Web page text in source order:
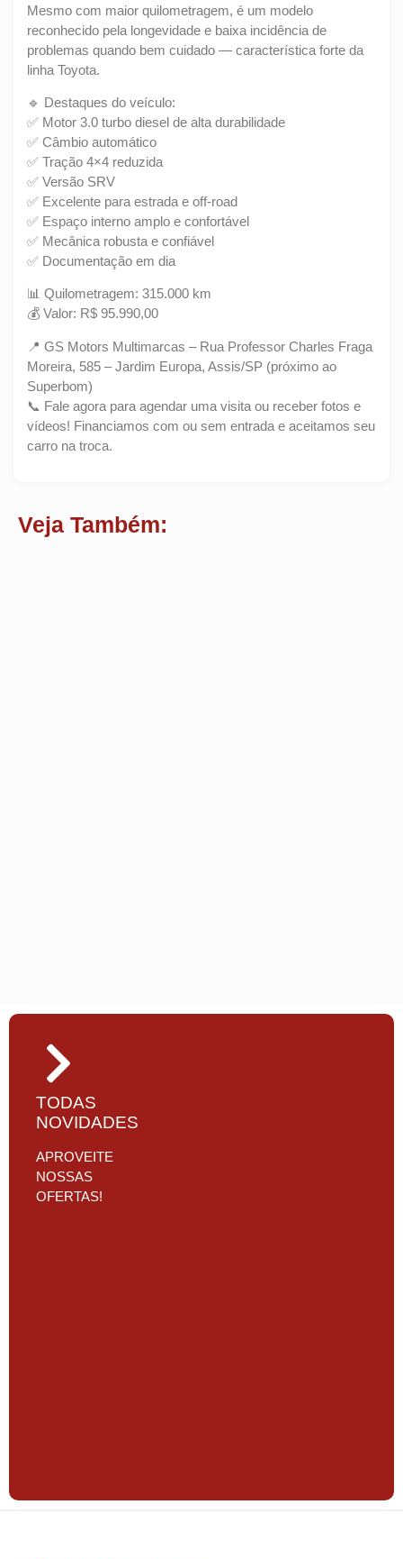
Mesmo com maior quilometragem, é um modelo
reconhecido pela longevidade e baixa incidência de
problemas quando bem cuidado — característica forte da
linha Toyota.
🔹 Destaques do veículo:
✅ Motor 3.0 turbo diesel de alta durabilidade
✅ Câmbio automático
✅ Tração 4×4 reduzida
✅ Versão SRV
✅ Excelente para estrada e off-road
✅ Espaço interno amplo e confortável
✅ Mecânica robusta e confiável
✅ Documentação em dia
📊 Quilometragem: 315.000 km
💰 Valor: R$ 95.990,00
📍 GS Motors Multimarcas – Rua Professor Charles Fraga
Moreira, 585 – Jardim Europa, Assis/SP (próximo ao
Superbom)
📞 Fale agora para agendar uma visita ou receber fotos e
vídeos! Financiamos com ou sem entrada e aceitamos seu
carro na troca.
Veja Também:
TODAS
NOVIDADES
APROVEITE
NOSSAS
OFERTAS!